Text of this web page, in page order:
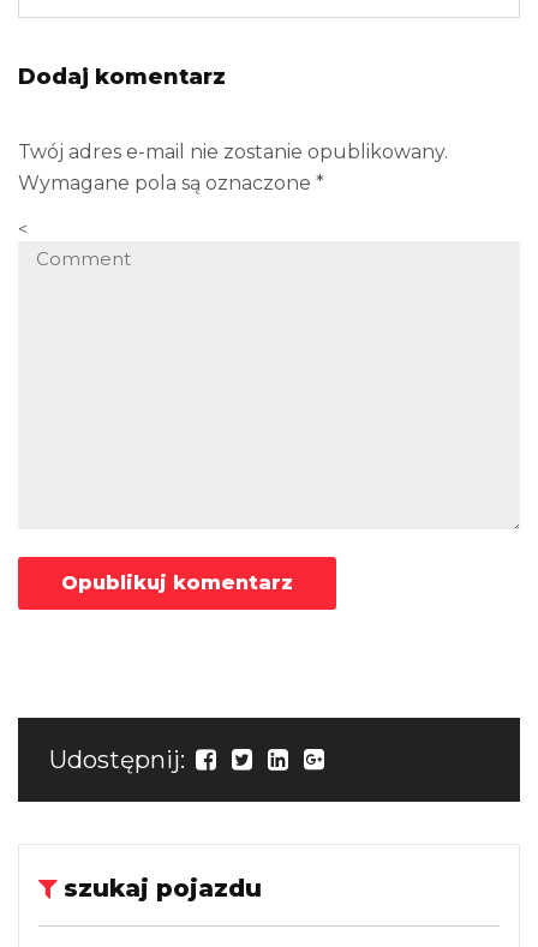
Dodaj komentarz
Twój adres e-mail nie zostanie opublikowany.
Wymagane pola są oznaczone *
<
Udostępnij:
szukaj pojazdu